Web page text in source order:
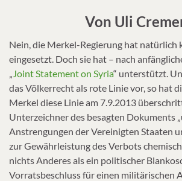
Von Uli
Nein, die Merkel-Regierung hat natürlich
eingesetzt. Doch sie hat – nach
„Joint Statement on Syria“ unterstützt.
das Völkerrecht als rote Linie vor, so hat
Merkel diese Linie am 7.9.2013
Unterzeichner des besagten Dokuments
Anstrengungen der Vereinigten Staaten
zur Gewährleistung des Verbots
nichts Anderes als ein politischer
Vorratsbeschluss für einen militärischen